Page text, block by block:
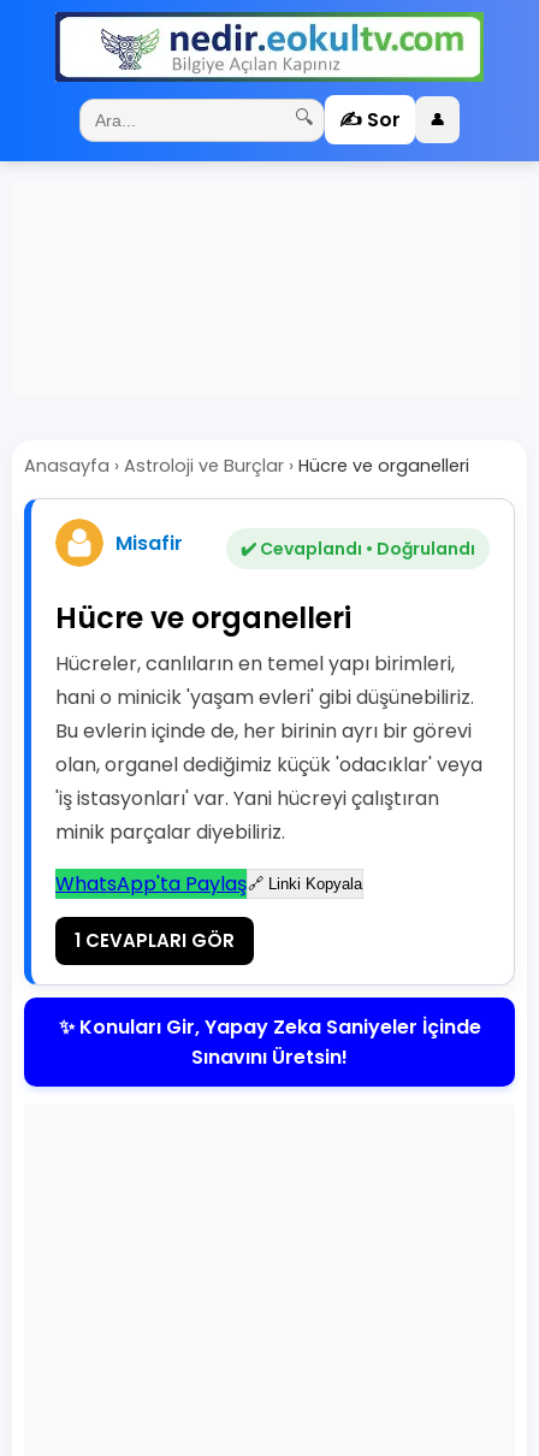
🔍 ✍️ Sor 👤
Anasayfa › Astroloji ve Burçlar › Hücre ve organelleri
Misafir ✔️ Cevaplandı • Doğrulandı
Hücre ve organelleri
Hücreler, canlıların en temel yapı birimleri,
hani o minicik 'yaşam evleri' gibi düşünebiliriz.
Bu evlerin içinde de, her birinin ayrı bir görevi
olan, organel dediğimiz küçük 'odacıklar' veya
'iş istasyonları' var. Yani hücreyi çalıştıran
minik parçalar diyebiliriz.
WhatsApp'ta Paylaş🔗 Linki Kopyala
1 CEVAPLARI GÖR
✨ Konuları Gir, Yapay Zeka Saniyeler İçinde
Sınavını Üretsin!